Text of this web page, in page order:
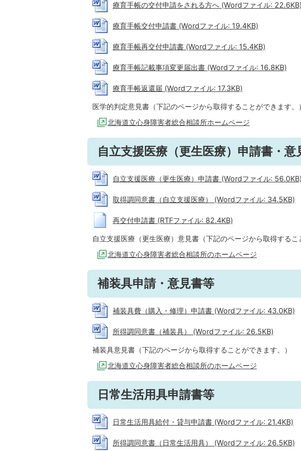
療育手帳の交付申請をされる方へ (Wordファイル: 22.6KB)
療育手帳交付申請書 (Wordファイル: 19.4KB)
療育手帳再交付申請書 (Wordファイル: 15.4KB)
療育手帳記載事項変更届出書 (Wordファイル: 16.8KB)
療育手帳返還届 (Wordファイル: 17.3KB)
医学的判定意見書（下記のページから取得することができます。）
北海道立心身障害者総合相談所ホームページ
自立支援医療（更生医療）申請書・意
自立支援医療（更生医療）申請書 (Wordファイル: 56.0KB)
取得調同意書（自立支援医療） (Wordファイル: 34.5KB)
再交付申請書 (RTFファイル: 82.4KB)
自立支援医療（更生医療）意見書（下記のページから取得するこ
北海道立心身障害者総合相談所のホームページ
補装具申請・意見書等
補装具費（購入・修理）申請書 (Wordファイル: 43.0KB)
所得調同意書（補装具） (Wordファイル: 26.5KB)
補装具意見書（下記のページから取得することができます。）
北海道立心身障害者総合相談所のホームページ
日常生活用具申請書等
日常生活用具給付・貸与申請書 (Wordファイル: 21.4KB)
所得調同意書（日常生活用具） (Wordファイル: 26.5KB)